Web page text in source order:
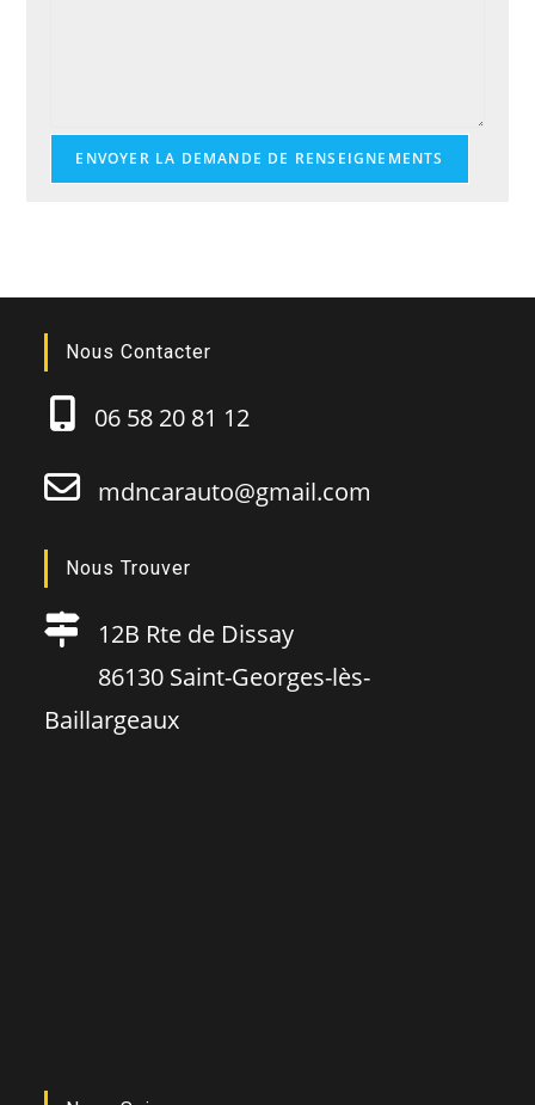
ENVOYER LA DEMANDE DE RENSEIGNEMENTS
Nous Contacter
06 58 20 81 12
mdncarauto@gmail.com
Nous Trouver
12B Rte de Dissay
86130 Saint-Georges-lès-
Baillargeaux